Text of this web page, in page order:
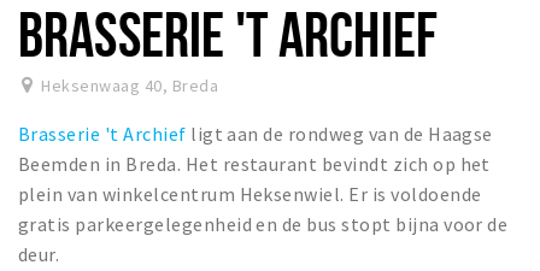
Bezienswaardigheden
Musea, theaters & podia
Uitjes & activiteiten
Toeristische routes
Natuurgebieden
Baroniepoorten
BRASSERIE 'T ARCHIEF
Heksenwaag 40, Breda
Brasserie 't Archief ligt aan de rondweg van de Haagse
Beemden in Breda. Het restaurant bevindt zich op het
plein van winkelcentrum Heksenwiel. Er is voldoende
gratis parkeergelegenheid en de bus stopt bijna voor de
deur.